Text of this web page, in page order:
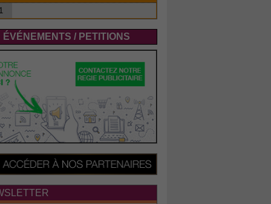
1
ÉVÉNEMENTS / PETITIONS